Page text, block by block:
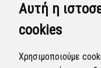
Αυτή η
cookies
Χρησιμοποιούμε
(Επόπτης)
07 Ιουλ 2025 -